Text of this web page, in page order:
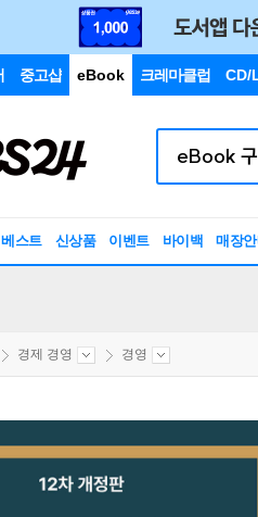
중고샵 eBook 크레마클럽 CD/
베스트 신상품 이벤트 바이백 매장
경제 경영 경영